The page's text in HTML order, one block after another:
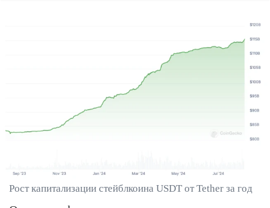
Рост капитализации стейблкоина USDT от Tether за год